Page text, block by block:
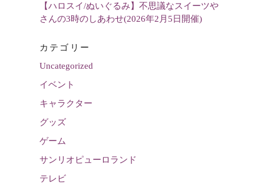
【ハロスイ/ぬいぐるみ】不思議なスイーツや
さんの3時のしあわせ(2026年2月5日開催)
カテゴリー
Uncategorized
イベント
キャラクター
グッズ
ゲーム
サンリオピューロランド
テレビ